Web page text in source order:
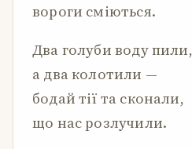
вороги сміються.
Два голуби воду пили,
а два колотили —
бодай тії та сконали,
що нас розлучили.